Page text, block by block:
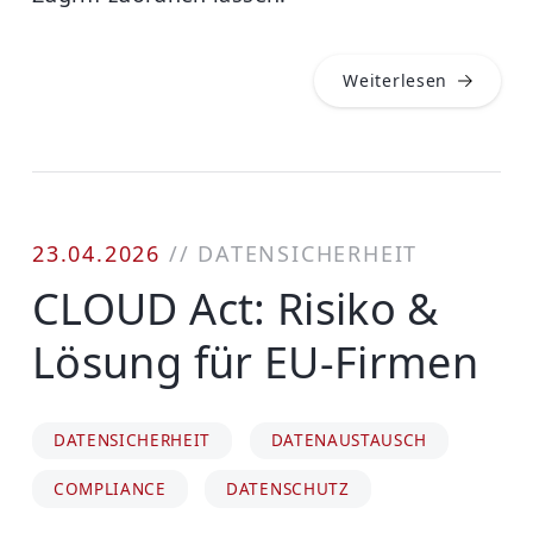
Weiterlesen
23.04.2026 // DATENSICHERHEIT
CLOUD Act: Risiko &
Lösung für EU-Firmen
DATENSICHERHEIT DATENAUSTAUSCH
COMPLIANCE DATENSCHUTZ